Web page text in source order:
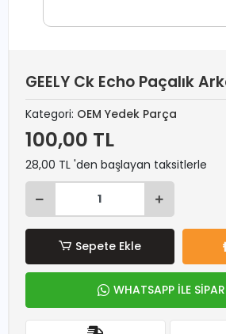
GEELY Ck Echo Paçalık
Kategori: OEM Yedek Parça
100,00 TL
28,00 TL 'den başlayan taksitlerle
Sepete Ekle
WHATSAPP İLE